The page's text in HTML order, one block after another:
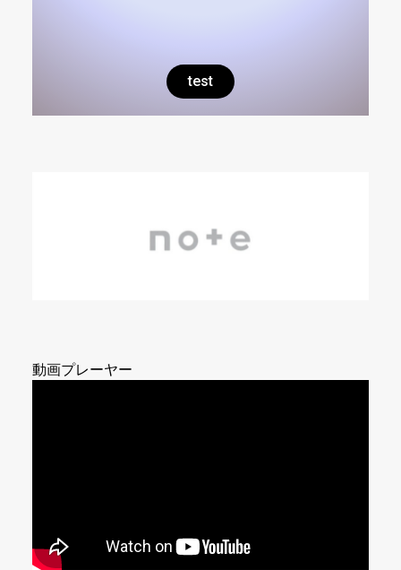
test
動画プレーヤー